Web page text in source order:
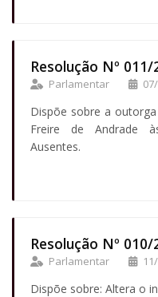
Resolução Nº 011/
Parlamentar
Dispõe sobre a
Freire de Andrade
Ausentes.
Resolução Nº 010/
Parlamentar
Dispõe sobre: Altera o